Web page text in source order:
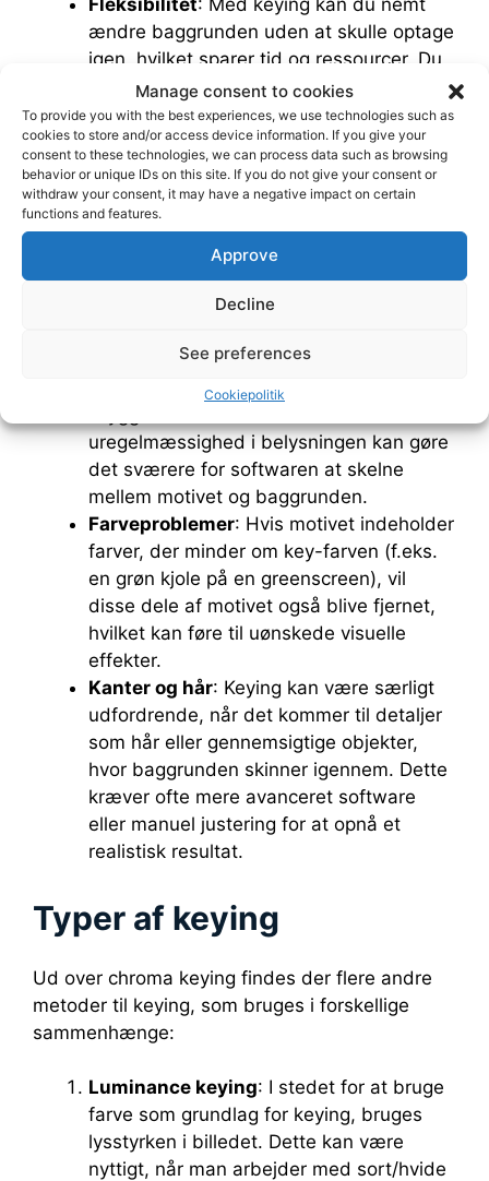
Manage consent to cookies
To provide you with the best experiences, we use technologies such as
cookies to store and/or access device information. If you give your
consent to these technologies, we can process data such as browsing
behavior or unique IDs on this site. If you do not give your consent or
withdraw your consent, it may have a negative impact on certain
functions and features.
Approve
Decline
See preferences
Cookiepolitik
Fleksibilitet: Med keying kan du nemt
ændre baggrunden uden at skulle optage
igen, hvilket sparer tid og ressourcer. Du
kan optage dine skuespillere i studiet og
bagefter placere dem hvor som helst – på
et bjerg, i en skov eller i rummet.
Special effects : Teknikken gør det muligt
at skabe komplekse special effects, som
ville være vanskelige eller umulige at
optage på konventionel vis.
Ensartet belysning: Det er vigtigt, at
baggrunden er ensartet oplyst uden
uregelmæssighed i belysningen kan gøre
det sværere for softwaren at skelne
mellem motivet og baggrunden.
Farveproblemer: Hvis motivet indeholder
farver, der minder om key-farven (f.eks.
en grøn kjole på en greenscreen), vil
disse dele af motivet også blive fjernet,
hvilket kan føre til uønskede visuelle
effekter.
Kanter og hår: Keying kan være særligt
udfordrende, når det kommer til detaljer
som hår eller gennemsigtige objekter,
hvor baggrunden skinner igennem. Dette
kræver ofte mere avanceret software
eller manuel justering for at opnå et
realistisk resultat.
Typer af keying
Ud over chroma keying findes der flere andre
metoder til keying, som bruges i forskellige
sammenhænge:
Luminance keying: I stedet for at bruge
farve som grundlag for keying, bruges
lysstyrken i billedet. Dette kan være
nyttigt, når man arbejder med sort/hvide